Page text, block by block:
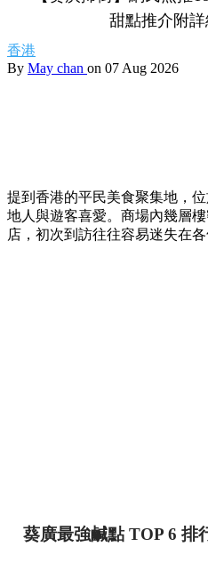
甜點推介附
香港
By May chan on 07 Aug 2026
提到香港的平民美食聚集地，
地人與遊客喜愛。商場內幾層
店，初次到訪往往容易迷失在各
葵廣最強鹹點 TOP 6 排